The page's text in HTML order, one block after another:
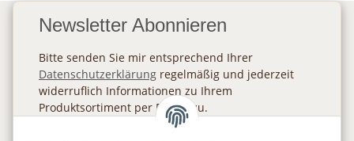
Newsletter Abonnieren
Bitte senden Sie mir entsprechend Ihrer
Datenschutzerklärung regelmäßig und jederzeit
widerruflich Informationen zu Ihrem
Produktsortiment per E-Mail zu.